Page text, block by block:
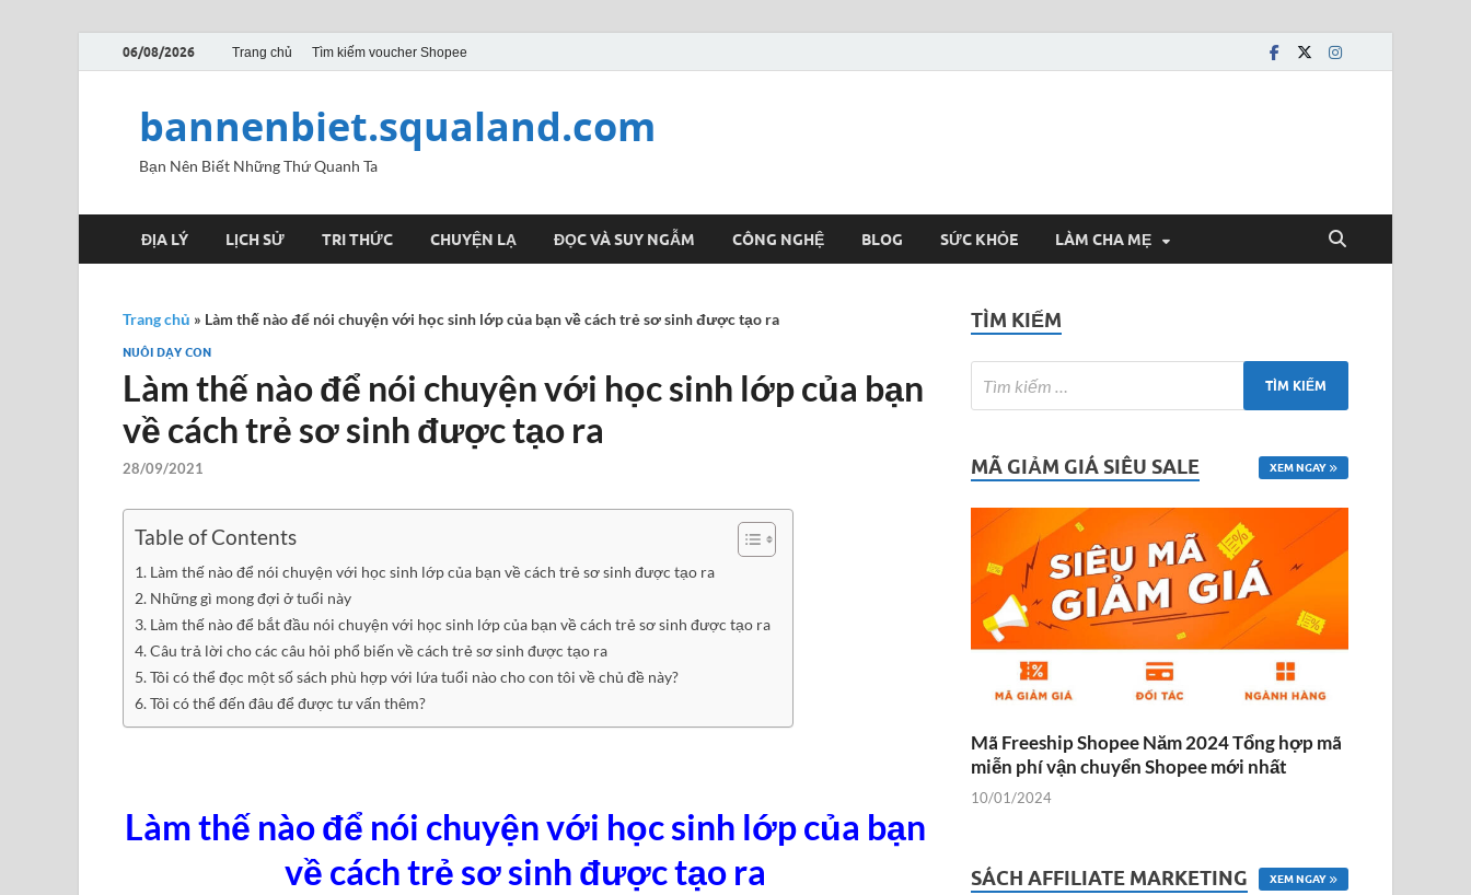
06/08/2026 Trang chủ Tìm kiếm voucher Shopee
bannenbiet.squaland.com
Bạn Nên Biết Những Thứ Quanh Ta
ĐỊA LÝ LỊCH SỬ TRI THỨC CHUYỆN LẠ ĐỌC VÀ SUY NGẪM CÔNG NGHỆ BLOG SỨC KHỎE LÀM CHA MẸ
Trang chủ » Làm thế nào để nói chuyện với học sinh lớp của bạn về cách trẻ sơ sinh được tạo ra
NUÔI DẠY CON
Làm thế nào để nói chuyện với học sinh lớp của bạn
về cách trẻ sơ sinh được tạo ra
28/09/2021
Table of Contents
Làm thế nào để nói chuyện với học sinh lớp của bạn về cách trẻ sơ sinh được tạo ra
Những gì mong đợi ở tuổi này
Làm thế nào để bắt đầu nói chuyện với học sinh lớp của bạn về cách trẻ sơ sinh được tạo ra
Câu trả lời cho các câu hỏi phổ biến về cách trẻ sơ sinh được tạo ra
Tôi có thể đọc một số sách phù hợp với lứa tuổi nào cho con tôi về chủ đề này?
Tôi có thể đến đâu để được tư vấn thêm?
Làm thế nào để nói chuyện với học sinh lớp của bạn
về cách trẻ sơ sinh được tạo ra
TÌM KIẾM
MÃ GIẢM GIÁ SIÊU SALE XEM NGAY
Mã Freeship Shopee Năm 2024 Tổng hợp mã
miễn phí vận chuyển Shopee mới nhất
10/01/2024
SÁCH AFFILIATE MARKETING XEM NGAY